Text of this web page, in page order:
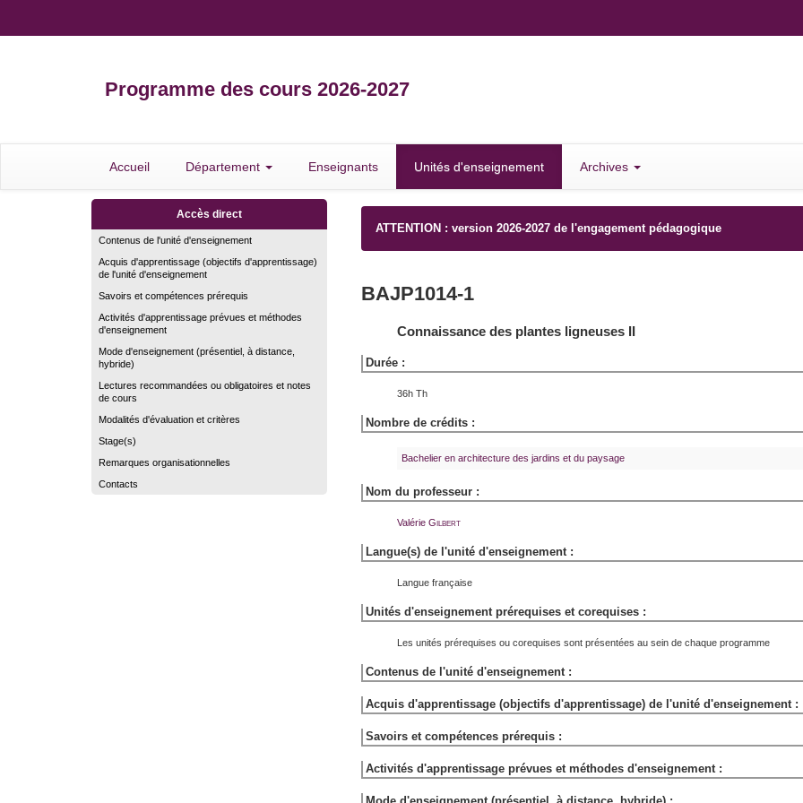
Programme des cours 2026-2027
Accueil Département Enseignants Unités d'enseignement Archives
Accès direct
Contenus de l'unité d'enseignement
Acquis d'apprentissage (objectifs d'apprentissage)
de l'unité d'enseignement
Savoirs et compétences prérequis
Activités d'apprentissage prévues et méthodes
d'enseignement
Mode d'enseignement (présentiel, à distance,
hybride)
Lectures recommandées ou obligatoires et notes
de cours
Modalités d'évaluation et critères
Stage(s)
Remarques organisationnelles
Contacts
ATTENTION : version 2026-2027 de l'engagement pédagogique
BAJP1014-1
Connaissance des plantes ligneuses II
Durée :
36h Th
Nombre de crédits :
Bachelier en architecture des jardins et du paysage
Nom du professeur :
Valérie Gilbert
Langue(s) de l'unité d'enseignement :
Langue française
Unités d'enseignement prérequises et corequises :
Les unités prérequises ou corequises sont présentées au sein de chaque programme
Contenus de l'unité d'enseignement :
Acquis d'apprentissage (objectifs d'apprentissage) de l'unité d'enseignement :
Savoirs et compétences prérequis :
Activités d'apprentissage prévues et méthodes d'enseignement :